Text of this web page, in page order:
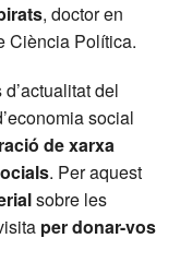
, doctor en
Ciència Política.
del
social
de xarxa
. Per aquest
sobre les
per donar-vos